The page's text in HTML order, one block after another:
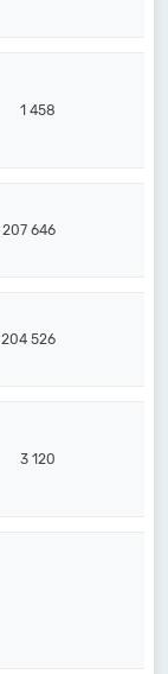
1 458
207 646
204 526
3 120